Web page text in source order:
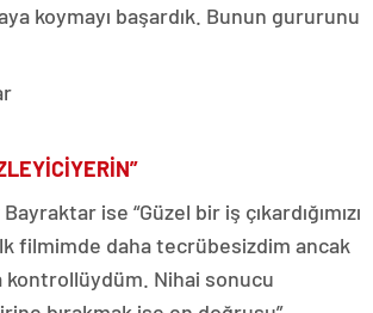
koymayı başardık. Bunun gururunu
ise “Güzel bir iş çıkardığımızı
filmimde daha tecrübesizdim ancak
kontrollüydüm. Nihai sonucu